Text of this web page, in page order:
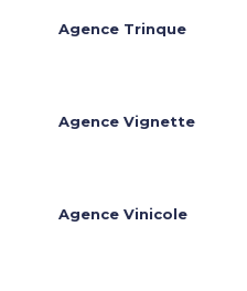
Agence Trinque
Agence Vignette
Agence Vinicole